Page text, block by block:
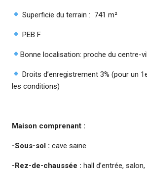
Superficie du terrain : 741 m²
PEB F
Bonne localisation: proche du centre-
Droits d’enregistrement 3% (pour un
les conditions)
Maison comprenant :
-Sous-sol : cave saine
-Rez-de-chaussée : hall d’entrée,